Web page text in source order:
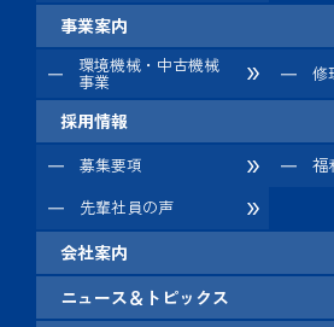
事業案内
環境機械・中古機械
事業 修
採用情報
募集要項
福
先輩社員の声
会社案内
ニュース＆トピックス